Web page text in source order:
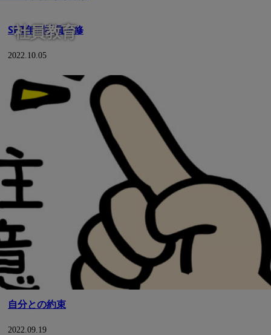
社員教育
SBT年間社員研修
2022.10.05
自分との約束
2022.09.19